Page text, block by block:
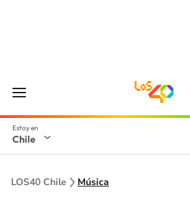
Chile
LOS40 Chile Música